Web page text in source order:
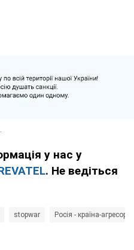
у нас у
. Не ведіться
stopwar Росія - країна-агресор